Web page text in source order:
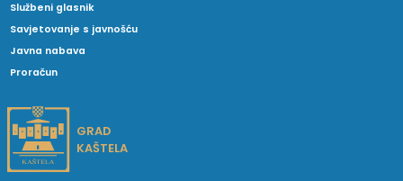
Službeni glasnik
Savjetovanje s javnošću
Javna nabava
Proračun
GRAD
KAŠTELA